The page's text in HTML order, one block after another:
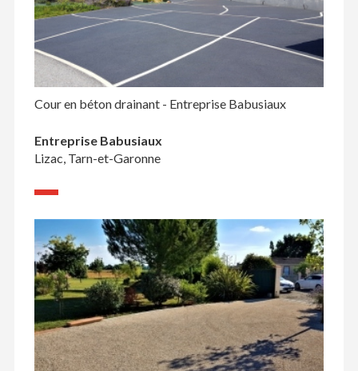
Cour en béton drainant - Entreprise Babusiaux
Entreprise Babusiaux
Lizac, Tarn-et-Garonne